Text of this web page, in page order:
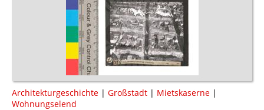
Architekturgeschichte | Großstadt | Mietskaserne |
Wohnungselend